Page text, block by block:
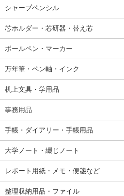
シャープペンシル
芯ホルダー・芯研器・替え芯
ボールペン・マーカー
万年筆・ペン軸・インク
机上文具・学用品
事務用品
手帳・ダイアリー・手帳用品
大学ノート・綴じノート
レポート用紙・メモ・便箋など
整理収納用品・ファイル